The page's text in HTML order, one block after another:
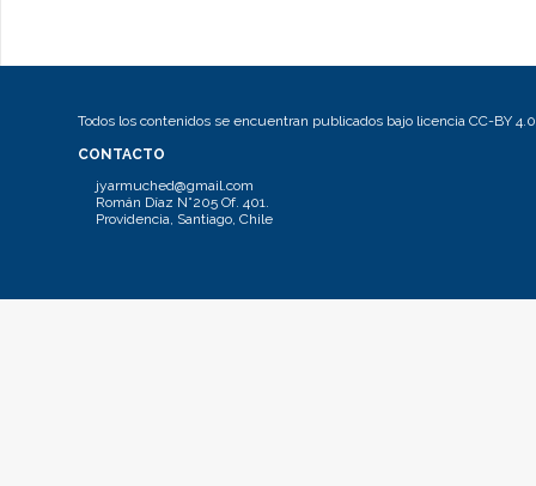
Todos los contenidos se encuentran publicados bajo licencia CC-BY 4.0
CONTACTO
jyarmuched@gmail.com
Román Díaz N°205 Of. 401.
Providencia, Santiago, Chile